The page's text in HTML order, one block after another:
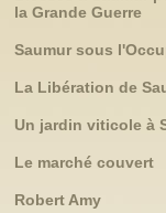
la Grande Guerre
Saumur sous
La Libération de
Un jardin viticole à
Le marché couvert
Robert Amy